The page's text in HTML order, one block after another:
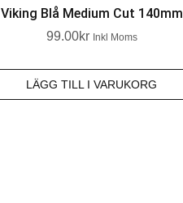
Viking Blå Medium Cut 140mm
99.00Kr Inkl Moms
LÄGG TILL I VARUKORG